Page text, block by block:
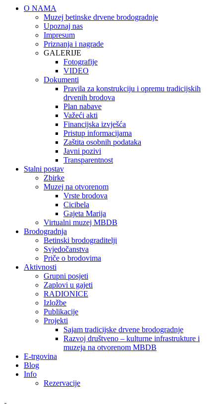
O NAMA
Muzej betinske drvene brodogradnje
Upoznaj nas
Impresum
Priznanja i nagrade
GALERIJE
Fotografije
VIDEO
Dokumenti
Pravila za konstrukciju i opremu tradicijskih
drvenih brodova
Plan nabave
Važeći akti
Financijska izvješća
Pristup informacijama
Zaštita osobnih podataka
Javni pozivi
Transparentnost
Stalni postav
Zbirke
Muzej na otvorenom
Vrste brodova
Cicibela
Gajeta Marija
Virtualni muzej MBDB
Brodogradnja
Betinski brodograditelji
Svjedočanstva
Priče o brodovima
Aktivnosti
Grupni posjeti
Zaplovi u gajeti
RADIONICE
Izložbe
Publikacije
Projekti
Sajam tradicijske drvene brodogradnje
Razvoj društveno – kulturne infrastrukture i
muzeja na otvorenom MBDB
E-trgovina
Blog
Info
Rezervacije